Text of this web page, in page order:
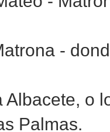
-
Albacete, o
Palmas.